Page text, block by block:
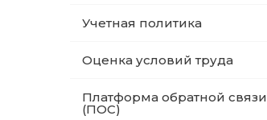
Учетная политика
Оценка условий труда
Платформа обратной связи
(ПОС)